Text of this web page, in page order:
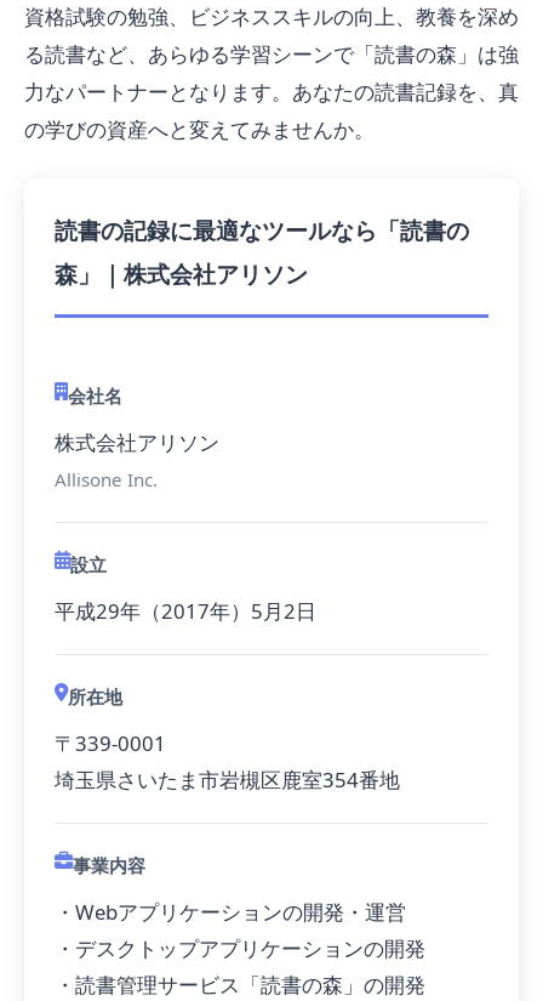
資格試験の勉強、ビジネススキルの向上、教養を深め
る読書など、あらゆる学習シーンで「読書の森」は強
力なパートナーとなります。あなたの読書記録を、真
の学びの資産へと変えてみませんか。
読書の記録に最適なツールなら「読書の
森」｜株式会社アリソン
会社名
株式会社アリソン
Allisone Inc.
設立
平成29年（2017年）5月2日
所在地
〒339-0001
埼玉県さいたま市岩槻区鹿室354番地
事業内容
・Webアプリケーションの開発・運営
・デスクトップアプリケーションの開発
・読書管理サービス「読書の森」の開発